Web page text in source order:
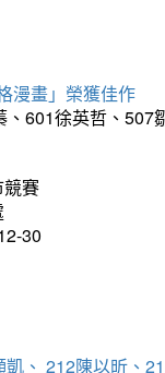
漫畫」榮獲佳作
601徐英哲、
賽
30
、 212陳以昕、